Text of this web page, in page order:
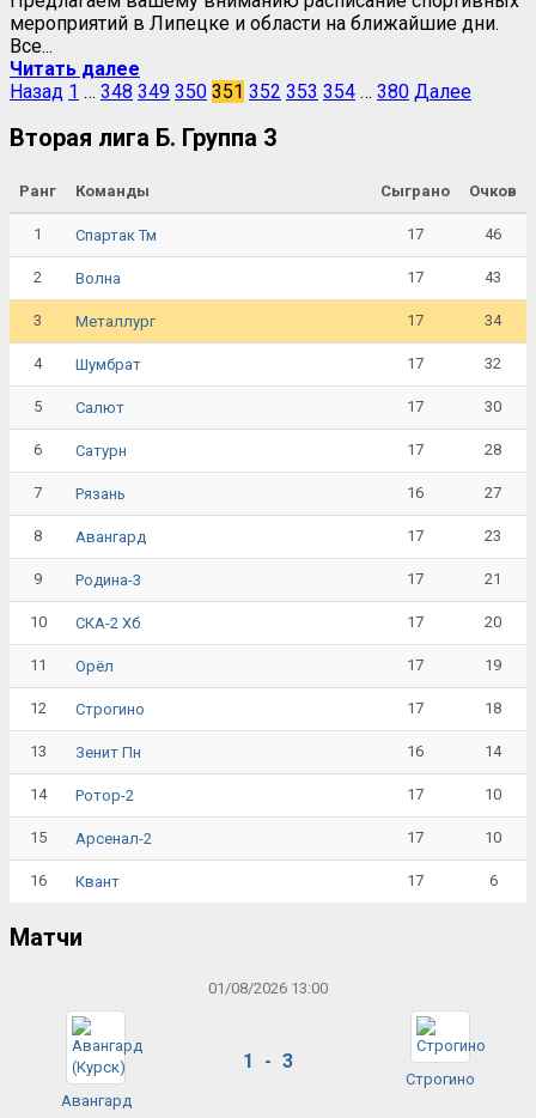
мероприятий в Липецке и области на ближайшие дни.
Все...
Читать далее
Пагинация
записей
Назад 1 … 348 349 350 351 352 353 354 … 380 Далее
Вторая лига Б. Группа 3
Ранг Команды Сыграно Очков
1 Спартак Тм 17 46
2 Волна 17 43
3 Металлург 17 34
4 Шумбрат 17 32
5 Салют 17 30
6 Сатурн 17 28
7 Рязань 16 27
8 Авангард 17 23
9 Родина-3 17 21
10 СКА-2 Хб 17 20
11 Орёл 17 19
12 Строгино 17 18
13 Зенит Пн 16 14
14 Ротор-2 17 10
15 Арсенал-2 17 10
16 Квант 17 6
Матчи
01/08/2026 13:00
Авангард
1 - 3
Строгино